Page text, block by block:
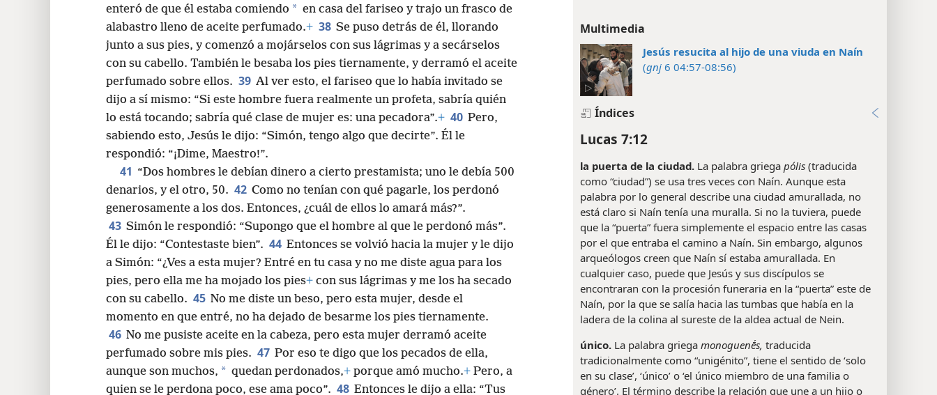
Multimedia
Jesús resucita al hijo de una viuda en Naín
(gnj 6 04:57-08:56)
Índices
Lucas 7:12
la puerta de la ciudad. La palabra griega pólis (traducida
como “ciudad”) se usa tres veces con Naín. Aunque esta
palabra por lo general describe una ciudad amurallada, no
está claro si Naín tenía una muralla. Si no la tuviera, puede
que la “puerta” fuera simplemente el espacio entre las casas
por el que entraba el camino a Naín. Sin embargo, algunos
arqueólogos creen que Naín sí estaba amurallada. En
cualquier caso, puede que Jesús y sus discípulos se
encontraran con la procesión funeraria en la “puerta” este de
Naín, por la que se salía hacia las tumbas que había en la
ladera de la colina al sureste de la aldea actual de Nein.
único. La palabra griega monoguenḗs, traducida
tradicionalmente como “unigénito”, tiene el sentido de ‘solo
en su clase’, ‘único’ o ‘el único miembro de una familia o
género’. El término describe la relación que une a un hijo o
enteró de que él estaba comiendo * en casa del fariseo y trajo un frasco de
alabastro lleno de aceite perfumado.+ 38 Se puso detrás de él, llorando
junto a sus pies, y comenzó a mojárselos con sus lágrimas y a secárselos
con su cabello. También le besaba los pies tiernamente, y derramó el aceite
perfumado sobre ellos. 39 Al ver esto, el fariseo que lo había invitado se
dijo a sí mismo: “Si este hombre fuera realmente un profeta, sabría quién
lo está tocando; sabría qué clase de mujer es: una pecadora”.+ 40 Pero,
sabiendo esto, Jesús le dijo: “Simón, tengo algo que decirte”. Él le
respondió: “¡Dime, Maestro!”.
41 “Dos hombres le debían dinero a cierto prestamista; uno le debía 500
denarios, y el otro, 50. 42 Como no tenían con qué pagarle, los perdonó
generosamente a los dos. Entonces, ¿cuál de ellos lo amará más?”.
43 Simón le respondió: “Supongo que el hombre al que le perdonó más”.
Él le dijo: “Contestaste bien”. 44 Entonces se volvió hacia la mujer y le dijo
a Simón: “¿Ves a esta mujer? Entré en tu casa y no me diste agua para los
pies, pero ella me ha mojado los pies+ con sus lágrimas y me los ha secado
con su cabello. 45 No me diste un beso, pero esta mujer, desde el
momento en que entré, no ha dejado de besarme los pies tiernamente.
46 No me pusiste aceite en la cabeza, pero esta mujer derramó aceite
perfumado sobre mis pies. 47 Por eso te digo que los pecados de ella,
aunque son muchos, * quedan perdonados,+ porque amó mucho.+ Pero, a
quien se le perdona poco, ese ama poco”. 48 Entonces le dijo a ella: “Tus